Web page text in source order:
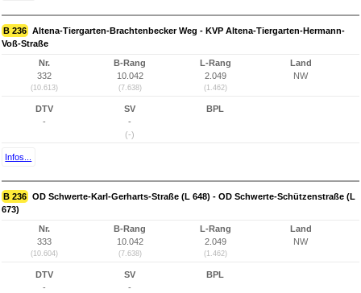
B 236 Altena-Tiergarten-Brachtenbecker Weg - KVP Altena-Tiergarten-Hermann-
Voß-Straße
Nr.
332
(10.613)
B-Rang
10.042
(7.638)
L-Rang
2.049
(1.462)
Land
NW
DTV
-
SV
-
(-)
BPL
Infos...
B 236 OD Schwerte-Karl-Gerharts-Straße (L 648) - OD Schwerte-Schützenstraße (L
673)
Nr.
333
(10.604)
B-Rang
10.042
(7.638)
L-Rang
2.049
(1.462)
Land
NW
DTV
-
SV
-
BPL